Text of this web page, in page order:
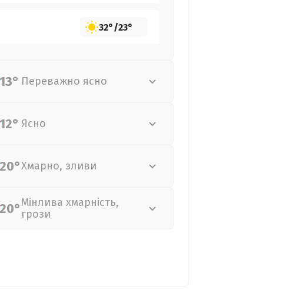
32°/23°
13° Переважно ясно
12° Ясно
20°Хмарно, зливи
20°Мінлива хмарність,
грози